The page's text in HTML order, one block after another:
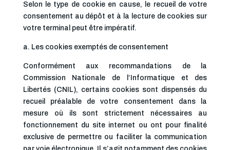
Selon le type de cookie en cause, le recueil de votre
consentement au dépôt et à la lecture de cookies sur
votre terminal peut être impératif.
a. Les cookies exemptés de consentement
Conformément aux recommandations de la
Commission Nationale de l’Informatique et des
Libertés (CNIL), certains cookies sont dispensés du
recueil préalable de votre consentement dans la
mesure où ils sont strictement nécessaires au
fonctionnement du site internet ou ont pour finalité
exclusive de permettre ou faciliter la communication